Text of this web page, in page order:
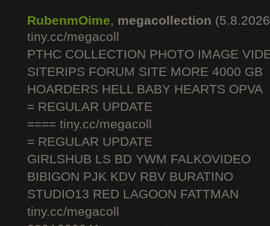
RubenmOime, megacollection
tiny.cc/megacoll
PTHC COLLECTION PHOTO IMAGE
SITERIPS FORUM SITE MORE 4000 GB
HOARDERS HELL BABY HEARTS OPVA
= REGULAR UPDATE
==== tiny.cc/megacoll
= REGULAR UPDATE
GIRLSHUB LS BD YWM FALKOVIDEO
BIBIGON PJK KDV RBV BURATINO
STUDIO13 RED LAGOON FATTMAN
tiny.cc/megacoll